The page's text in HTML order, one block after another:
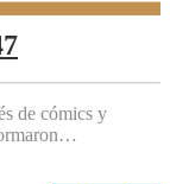
de cómics y